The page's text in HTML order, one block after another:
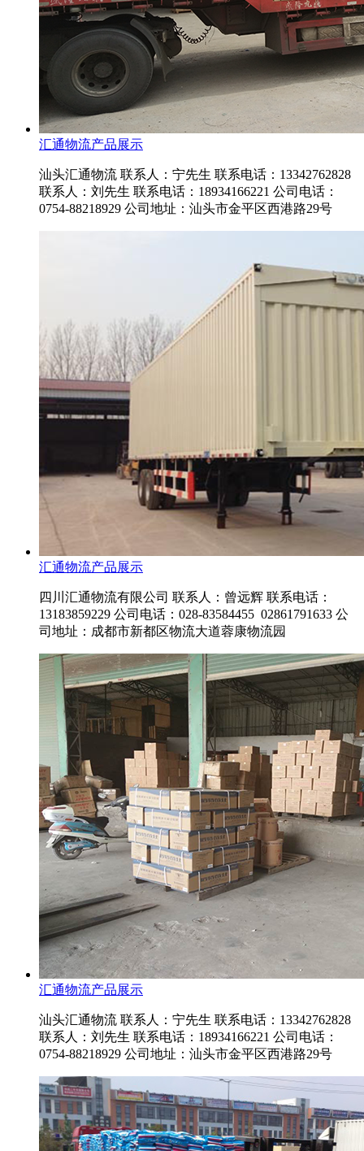
汇通物流产品展示
汕头汇通物流 联系人：宁先生 联系电话：13342762828
联系人：刘先生 联系电话：18934166221 公司电话：
0754-88218929 公司地址：汕头市金平区西港路29号
汇通物流产品展示
四川汇通物流有限公司 联系人：曾远辉 联系电话：
13183859229 公司电话：028-83584455 02861791633 公
司地址：成都市新都区物流大道蓉康物流园
汇通物流产品展示
汕头汇通物流 联系人：宁先生 联系电话：13342762828
联系人：刘先生 联系电话：18934166221 公司电话：
0754-88218929 公司地址：汕头市金平区西港路29号